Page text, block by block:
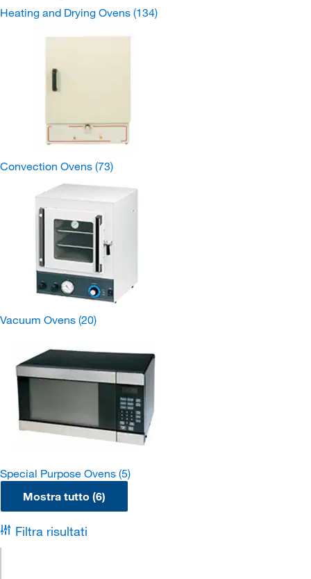
Heating and Drying Ovens (134)
Convection Ovens (73)
Vacuum Ovens (20)
Special Purpose Ovens (5)
Mostra tutto (6)
Filtra risultati